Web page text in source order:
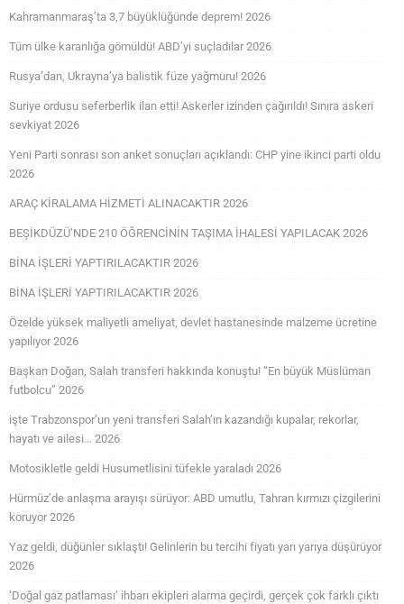
Kahramanmaraş’ta 3,7 büyüklüğünde deprem! 2026
Tüm ülke karanlığa gömüldü! ABD’yi suçladılar 2026
Rusya’dan, Ukrayna’ya balistik füze yağmuru! 2026
Suriye ordusu seferberlik ilan etti! Askerler izinden çağırıldı! Sınıra askeri
sevkiyat 2026
Yeni Parti sonrası son anket sonuçları açıklandı: CHP yine ikinci parti oldu
2026
ARAÇ KİRALAMA HİZMETİ ALINACAKTIR 2026
BEŞİKDÜZÜ’NDE 210 ÖĞRENCİNİN TAŞIMA İHALESİ YAPILACAK 2026
BİNA İŞLERİ YAPTIRILACAKTIR 2026
BİNA İŞLERİ YAPTIRILACAKTIR 2026
Özelde yüksek maliyetli ameliyat, devlet hastanesinde malzeme ücretine
yapılıyor 2026
Başkan Doğan, Salah transferi hakkında konuştu! “En büyük Müslüman
futbolcu” 2026
işte Trabzonspor’un yeni transferi Salah’ın kazandığı kupalar, rekorlar,
hayatı ve ailesi… 2026
Motosikletle geldi Husumetlisini tüfekle yaraladı 2026
Hürmüz’de anlaşma arayışı sürüyor: ABD umutlu, Tahran kırmızı çizgilerini
koruyor 2026
Yaz geldi, düğünler sıklaştı! Gelinlerin bu tercihi fiyatı yarı yarıya düşürüyor
2026
‘Doğal gaz patlaması’ ihbarı ekipleri alarma geçirdi, gerçek çok farklı çıktı